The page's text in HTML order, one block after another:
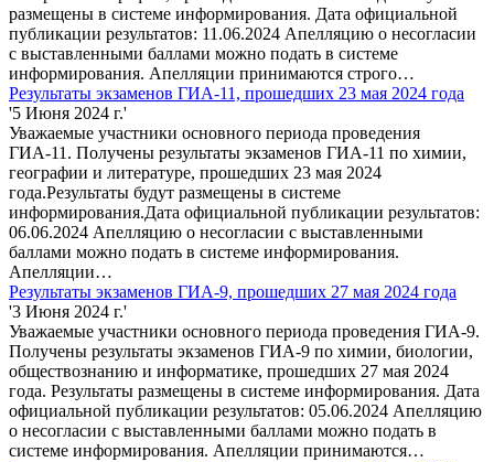
размещены в системе информирования. Дата официальной
публикации результатов: 11.06.2024 Апелляцию о несогласии
с выставленными баллами можно подать в системе
информирования. Апелляции принимаются строго…
Результаты экзаменов ГИА-11, прошедших 23 мая 2024 года
'5 Июня 2024 г.'
Уважаемые участники основного периода проведения
ГИА-11. Получены результаты экзаменов ГИА-11 по химии,
географии и литературе, прошедших 23 мая 2024
года.Результаты будут размещены в системе
информирования.Дата официальной публикации результатов:
06.06.2024 Апелляцию о несогласии с выставленными
баллами можно подать в системе информирования.
Апелляции…
Результаты экзаменов ГИА-9, прошедших 27 мая 2024 года
'3 Июня 2024 г.'
Уважаемые участники основного периода проведения ГИА-9.
Получены результаты экзаменов ГИА-9 по химии, биологии,
обществознанию и информатике, прошедших 27 мая 2024
года. Результаты размещены в системе информирования. Дата
официальной публикации результатов: 05.06.2024 Апелляцию
о несогласии с выставленными баллами можно подать в
системе информирования. Апелляции принимаются…